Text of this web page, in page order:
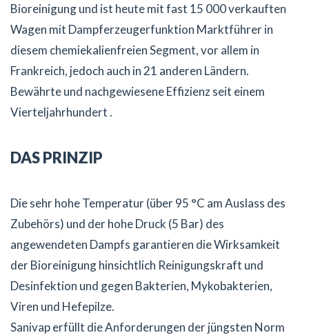
Bioreinigung und ist heute mit fast 15 000 verkauften
Wagen mit Dampferzeugerfunktion Marktführer in
diesem chemiekalienfreien Segment, vor allem in
Frankreich, jedoch auch in 21 anderen Ländern.
Bewährte und nachgewiesene Effizienz seit einem
Vierteljahrhundert .
DAS PRINZIP
Die sehr hohe Temperatur (über 95 °C am Auslass des
Zubehörs) und der hohe Druck (5 Bar) des
angewendeten Dampfs garantieren die Wirksamkeit
der Bioreinigung hinsichtlich Reinigungskraft und
Desinfektion und gegen Bakterien, Mykobakterien,
Viren und Hefepilze.
Sanivap erfüllt die Anforderungen der jüngsten Norm